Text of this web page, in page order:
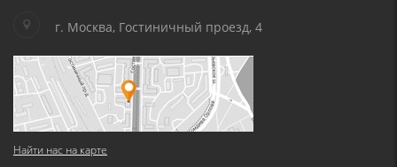
г. Москва, Гостиничный проезд, 4
Найти нас на карте